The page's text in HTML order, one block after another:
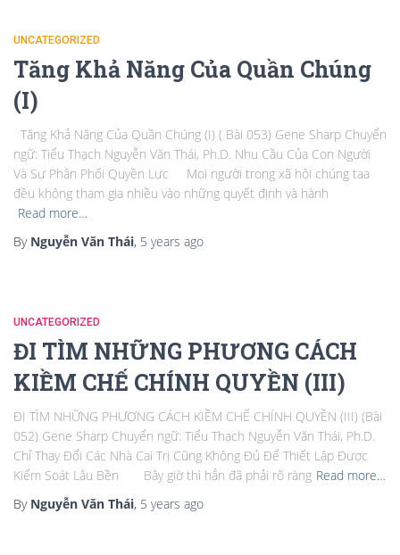
UNCATEGORIZED
Tăng Khả Năng Của Quần Chúng
(I)
Tăng Khả Năng Của Quần Chúng (I) ( Bài 053) Gene Sharp Chuyển
ngữ: Tiểu Thạch Nguyễn Văn Thái, Ph.D. Nhu Cầu Của Con Người
Và Sự Phân Phối Quyền Lực Mọi người trong xã hội chúng taa
đều không tham gia nhiều vào những quyết định và hành
Read more…
By Nguyễn Văn Thái, 5 years ago
UNCATEGORIZED
ĐI TÌM NHỮNG PHƯƠNG CÁCH
KIỀM CHẾ CHÍNH QUYỀN (III)
ĐI TÌM NHỮNG PHƯƠNG CÁCH KIỀM CHẾ CHÍNH QUYỀN (III) (Bài
052) Gene Sharp Chuyển ngữ: Tiểu Thạch Nguyễn Văn Thái, Ph.D.
Chỉ Thay Đổi Các Nhà Cai Trị Cũng Không Đủ Để Thiết Lập Được
Kiểm Soát Lâu Bền Bây giờ thì hẳn đã phải rõ ràng Read more…
By Nguyễn Văn Thái, 5 years ago